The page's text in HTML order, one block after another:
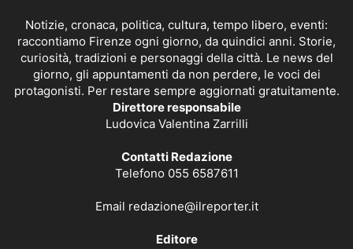
Notizie, cronaca, politica, cultura, tempo libero, eventi:
raccontiamo Firenze ogni giorno, da quindici anni. Storie,
curiosità, tradizioni e personaggi della città. Le news del
giorno, gli appuntamenti da non perdere, le voci dei
protagonisti. Per restare sempre aggiornati gratuitamente.
Direttore responsabile
Ludovica Valentina Zarrilli
Contatti Redazione
Telefono 055 6587611
Email redazione@ilreporter.it
Editore